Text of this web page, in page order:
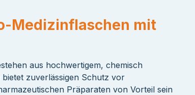
Medizinflaschen mit
aus hochwertigem, chemisch
zuverlässigen Schutz vor
Präparaten von Vorteil sein